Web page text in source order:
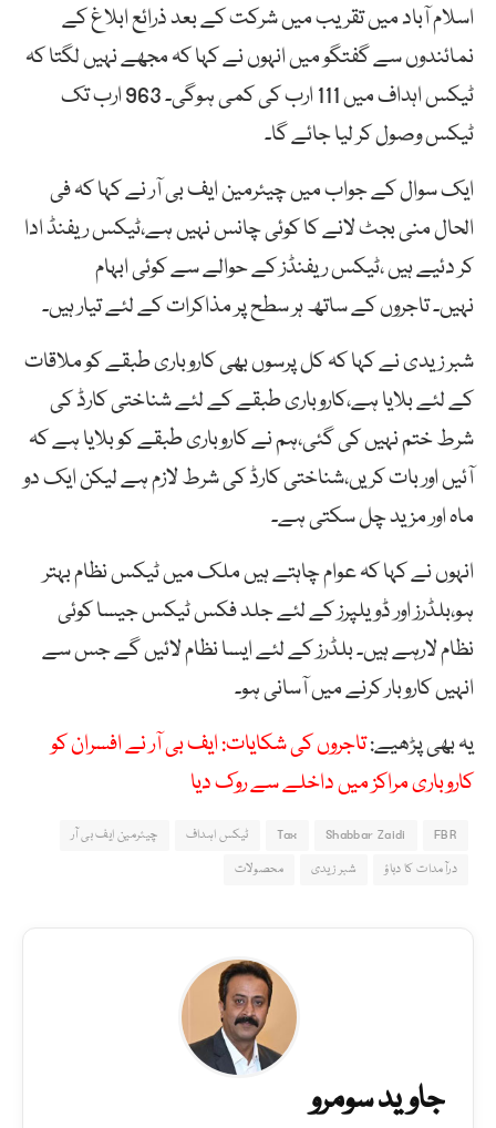
اسلام آباد میں تقریب میں شرکت کے بعد ذرائع ابلاغ کے
نمائندوں سے گفتگو میں انہوں نے کہا کہ مجھے نہیں لگتا کہ
ٹیکس اہداف میں 111 ارب کی کمی ہوگی۔ 963 ارب تک
ٹیکس وصول کر لیا جائے گا۔
ایک سوال کے جواب میں چیئرمین ایف بی آر نے کہا کہ فی
الحال منی بجٹ لانے کا کوئی چانس نہیں ہے،ٹیکس ریفنڈ ادا
کر دئیے ہیں ،ٹیکس ریفنڈز کے حوالے سے کوئی ابہام
نہیں۔ تاجروں کے ساتھ ہر سطح پر مذاکرات کے لئے تیار ہیں۔
شبر زیدی نے کہا کہ کل پرسوں بھی کاروباری طبقے کو ملاقات
کے لئے بلایا ہے،کاروباری طبقے کے لئے شناختی کارڈ کی
شرط ختم نہیں کی گئی،ہم نے کاروباری طبقے کو بلایا ہے کہ
آئیں اور بات کریں،شناختی کارڈ کی شرط لازم ہے لیکن ایک دو
ماہ اور مزید چل سکتی ہے۔
انہوں نے کہا کہ عوام چاہتے ہیں ملک میں ٹیکس نظام بہتر
ہو،بلڈرز اور ڈویلپرز کے لئے جلد فکس ٹیکس جیسا کوئی
نظام لارہے ہیں۔ بلڈرز کے لئے ایسا نظام لائیں گے جس سے
انہیں کاروبار کرنے میں آسانی ہو۔
یہ بھی پڑھیے:تاجروں کی شکایات: ایف بی آر نے افسران کو
کاروباری مراکز میں داخلے سے روک دیا
FBR
Shabbar Zaidi
Tax ٹیکس اہداف
چیئرمین ایف بی آر
درآمدات کا دباؤ
شبر زیدی محصولات
جاوید سومرو